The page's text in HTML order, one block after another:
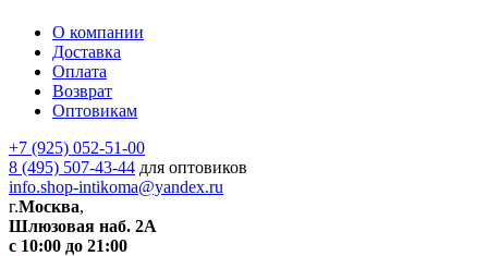
О компании
Доставка
Оплата
Возврат
Оптовикам
+7 (925) 052-51-00
8 (495) 507-43-44 для оптовиков
info.shop-intikoma@yandex.ru
г.Москва,
Шлюзовая наб. 2А
с 10:00 до 21:00